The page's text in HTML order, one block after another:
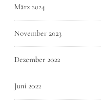
März 2024
November 2023
Dezember 2022
Juni 2022